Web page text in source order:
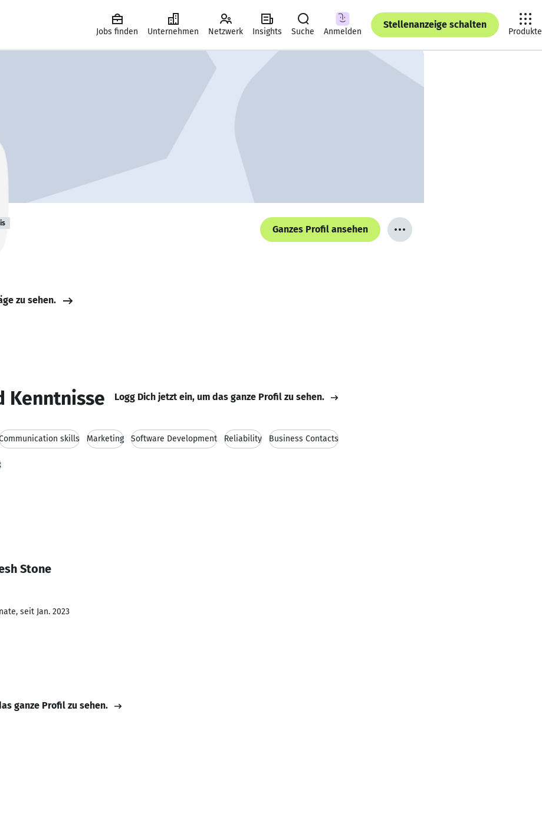
Jobs finden Unternehmen Netzwerk Insights Suche Anmelden
Stellenanzeige schalten
Produkte
Ganzes Profil ansehen
zu sehen.
Kenntnisse Logg Dich jetzt ein, um das ganze Profil zu sehen.
skills Marketing Software Development Reliability Business Contacts
Stone
seit Jan. 2023
ganze Profil zu sehen.